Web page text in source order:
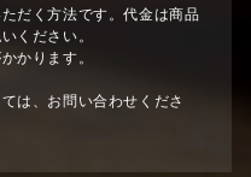
だく方法です。代金は商品
ください。
かります。
は、お問い合わせくださ